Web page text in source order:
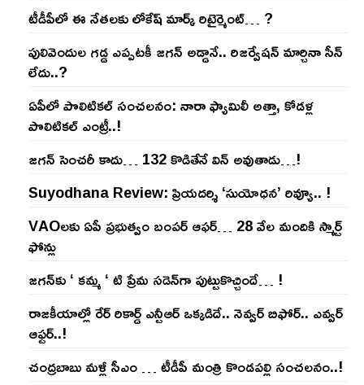
టీడీపీలో ఈ నేత‌ల‌కు లోకేష్ మార్క్ రిటైర్మెంట్‌… ?
పులివెందుల గ‌డ్డ ఎప్ప‌ట‌కీ జ‌గ‌న్ అడ్డానే.. రిజ‌ర్వేష‌న్ మార్చినా సీన్
లేదు..?
ఏపీలో పొలిటిక‌ల్ సంచ‌ల‌నం: నారా ఫ్యామిలీ అత్తా, కోడ‌ళ్ల
పొలిటికల్ ఎంట్రీ..!
జ‌గ‌న్ సెంచ‌రీ కాదు… 132 కొడితేనే విన్ అవుతాడు…!
Suyodhana Review: ప్రియదర్శి ‘సుయోధన’ రివ్యూ.. !
VAOల‌కు ఏపీ ప్ర‌భుత్వం బంప‌ర్ ఆఫ‌ర్‌… 28 వేల మందికి స్మార్ట్
ఫోన్లు
జ‌గ‌న్‌కు ‘ క‌మ్మ ‘ టి ప్రేమ స‌డెన్‌గా పుట్టుకొచ్చిందే… !
రాజ‌కీయాల్లో రేర్ రికార్డ్ ఎన్టీఆర్ ఒక్క‌డిదే.. నెవ్వ‌ర్ బిఫోర్‌.. ఎవ్వ‌ర్
ఆఫ్ట‌ర్‌..!
చంద్ర‌బాబు మ‌ళ్లీ సీఎం … టీడీపీ మంత్రి కొండ‌ప‌ల్లి సంచ‌ల‌నం..!